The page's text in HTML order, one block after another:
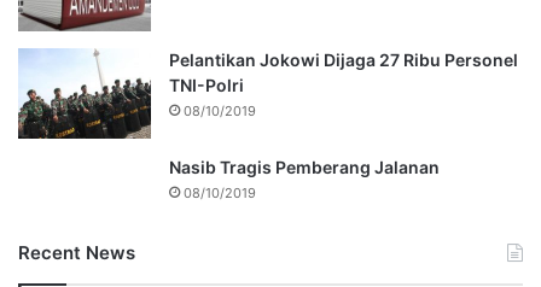
Pelantikan Jokowi Dijaga 27 Ribu Personel
TNI-Polri
08/10/2019
Nasib Tragis Pemberang Jalanan
08/10/2019
Recent News